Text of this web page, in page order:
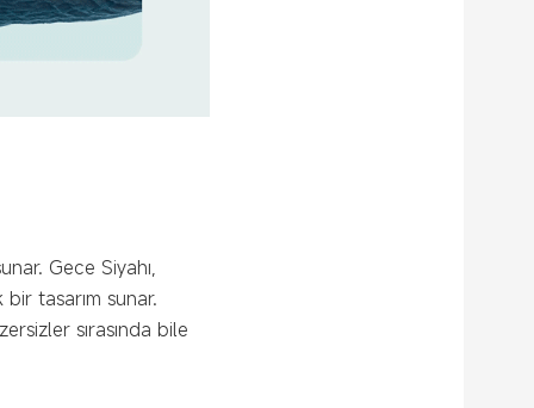
Gece Siyahı,
tasarım sunar.
sırasında bile